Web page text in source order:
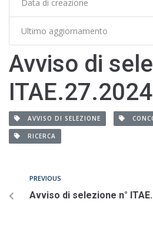
Data di creazione
Ultimo aggiornamento
Avviso di
AVVISO DI SELEZIONE
RICERCA
PREVIOUS
Avviso di selezione n°